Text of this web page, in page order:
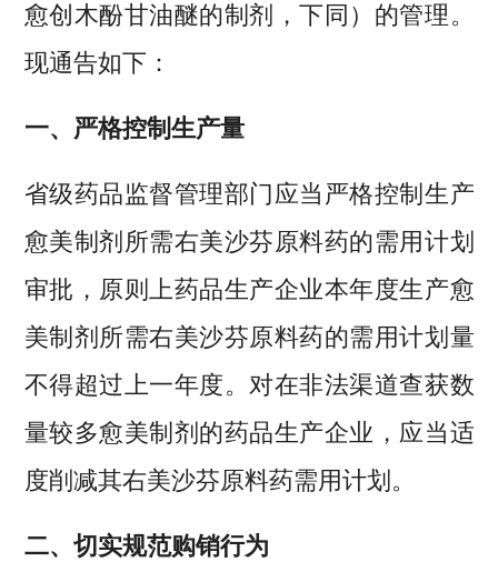
愈创木酚甘油醚的制剂，下同）的管理。
现通告如下：
一、严格控制生产量
省级药品监督管理部门应当严格控制生产
愈美制剂所需右美沙芬原料药的需用计划
审批，原则上药品生产企业本年度生产愈
美制剂所需右美沙芬原料药的需用计划量
不得超过上一年度。对在非法渠道查获数
量较多愈美制剂的药品生产企业，应当适
度削减其右美沙芬原料药需用计划。
二、切实规范购销行为